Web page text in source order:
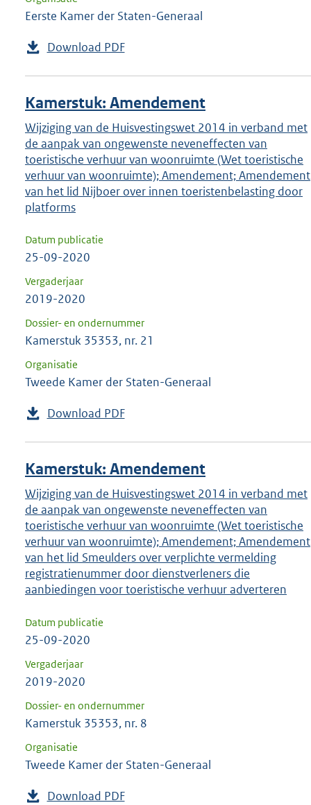
Eerste Kamer der Staten-Generaal
Download PDF
Kamerstuk: Amendement
Wijziging van de Huisvestingswet 2014 in verband met
de aanpak van ongewenste neveneffecten van
toeristische verhuur van woonruimte (Wet toeristische
verhuur van woonruimte); Amendement; Amendement
van het lid Nijboer over innen toeristenbelasting door
platforms
Datum publicatie
25-09-2020
Vergaderjaar
2019-2020
Dossier- en ondernummer
Kamerstuk 35353, nr. 21
Organisatie
Tweede Kamer der Staten-Generaal
Download PDF
Kamerstuk: Amendement
Wijziging van de Huisvestingswet 2014 in verband met
de aanpak van ongewenste neveneffecten van
toeristische verhuur van woonruimte (Wet toeristische
verhuur van woonruimte); Amendement; Amendement
van het lid Smeulders over verplichte vermelding
registratienummer door dienstverleners die
aanbiedingen voor toeristische verhuur adverteren
Datum publicatie
25-09-2020
Vergaderjaar
2019-2020
Dossier- en ondernummer
Kamerstuk 35353, nr. 8
Organisatie
Tweede Kamer der Staten-Generaal
Download PDF